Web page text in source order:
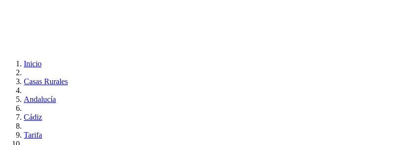
Inicio
Casas Rurales
Andalucía
Cádiz
Tarifa